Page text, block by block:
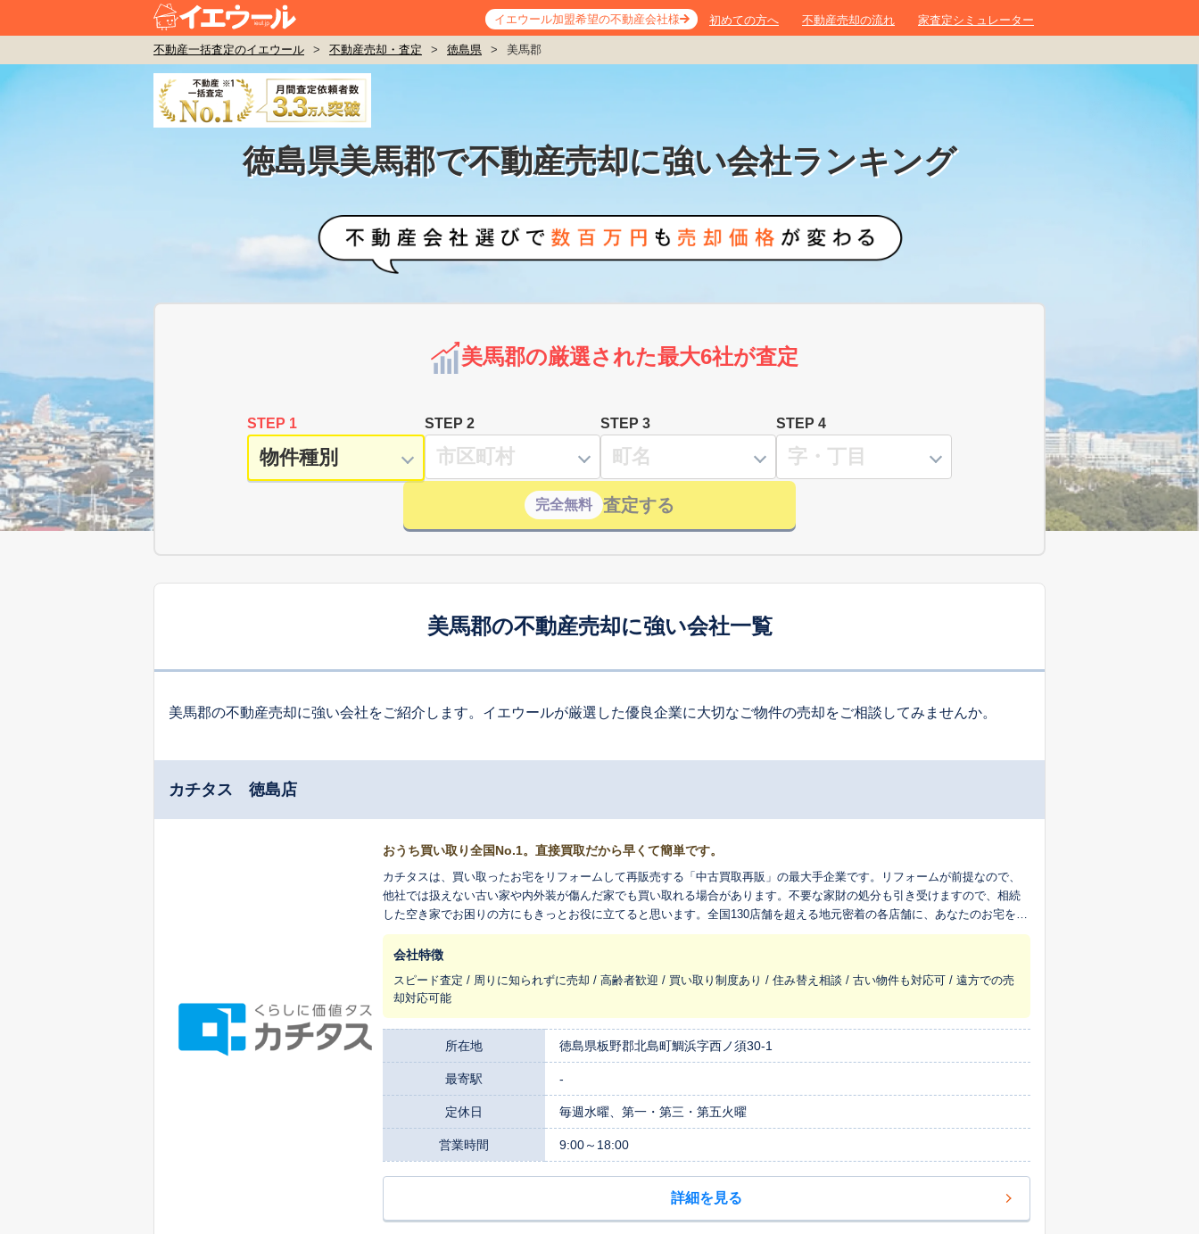
イエウール加盟希望の不動産会社様 初めての方へ 不動産売却の流れ 家査定シミュレーター
不動産一括査定のイエウール > 不動産売却・査定 > 徳島県 > 美馬郡
徳島県美馬郡で不動産売却に強い会社ランキング
美馬郡の厳選された最大6社が査定
STEP 1 STEP 2 STEP 3 STEP 4
完全無料 査定する
美馬郡の不動産売却に強い会社一覧
美馬郡の不動産売却に強い会社をご紹介します。イエウールが厳選した優良企業に大切なご物件の売却をご相談してみませんか。
カチタス 徳島店
おうち買い取り全国No.1。直接買取だから早くて簡単です。
カチタスは、買い取ったお宅をリフォームして再販売する「中古買取再販」の最大手企業です。リフォームが前提なので、
他社では扱えない古い家や内外装が傷んだ家でも買い取れる場合があります。不要な家財の処分も引き受けますので、相続
した空き家でお困りの方にもきっとお役に立てると思います。全国130店舗を超える地元密着の各店舗に、あなたのお宅を生
まれ変わらせ、長く住みつなぐお手伝いをさせてください。
会社特徴
スピード査定 / 周りに知られずに売却 / 高齢者歓迎 / 買い取り制度あり / 住み替え相談 / 古い物件も対応可 / 遠方での売
却対応可能
所在地 徳島県板野郡北島町鯛浜字西ノ須30-1
最寄駅 -
定休日 毎週水曜、第一・第三・第五火曜
営業時間 9:00～18:00
詳細を見る